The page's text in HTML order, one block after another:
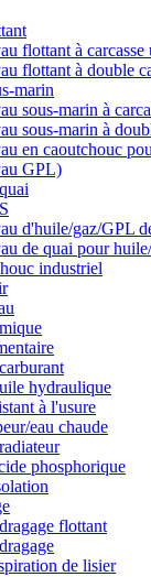
flottant à carcasse
flottant à double
marin
sous-marin à
sous-marin à
en caoutchouc
GPL)
d'huile/gaz/GPL
de quai pour
industriel
hydraulique
à l'usure
eau chaude
phosphorique
flottant
de lisier